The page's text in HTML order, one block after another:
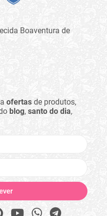
Boaventura de
ofertas de produtos,
blog, santo do dia,